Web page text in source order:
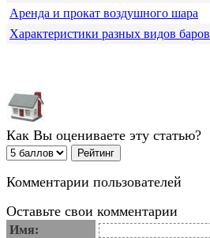
Аренда и прокат воздушного шара
Характеристики разных видов баров
Как Вы оцениваете эту статью?
Комментарии пользователей
Оставьте свои комментарии
Имя: